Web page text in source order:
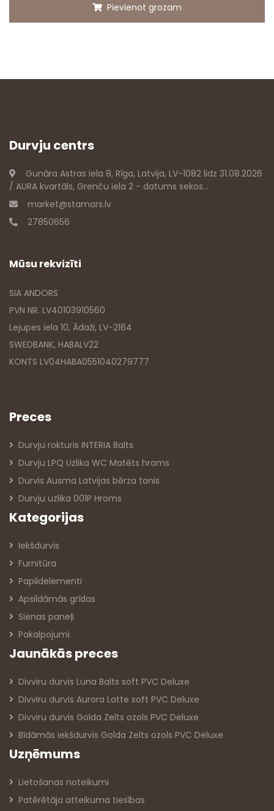
Pievienot grozam
Durvju centrs
Gunāra Astras iela 8, Rīga, Latvija, LV-1082 lidz 31.08.2026
/ AURA kvartāls, Grenču iela 2 - datums sekos...
market@stamars.lv
27850656
Mūsu rekvizīti
SIA ANDORS
PVN NR. LV40103910560
Lejupes iela 10, Ādaži, LV-2164
SWEDBANK, HABALV22
KONTS LV04HABA0551040279777
Preces
Durvju rokturis INTERIA Balts
Durvju LPQ Uzlika WC Matēts hroms
Durvis Ausma Latvijas bērza tonis
Durvju uzlika 001P Hroms
Kategorijas
Iekšdurvis
Furnitūra
Papildelementi
Apsildāmās grīdas
Sienas paneļi
Pakalpojumi
Jaunākās preces
Divviru durvis Luna Balts soft PVC Deluxe
Divviru durvis Aurora Latte soft PVC Deluxe
Divviru durvis Golda Zelts ozols PVC Deluxe
Bīdāmās iekšdurvis Golda Zelts ozols PVC Deluxe
Uzņēmums
Lietošanas noteikumi
Patērētāja atteikuma tiesības